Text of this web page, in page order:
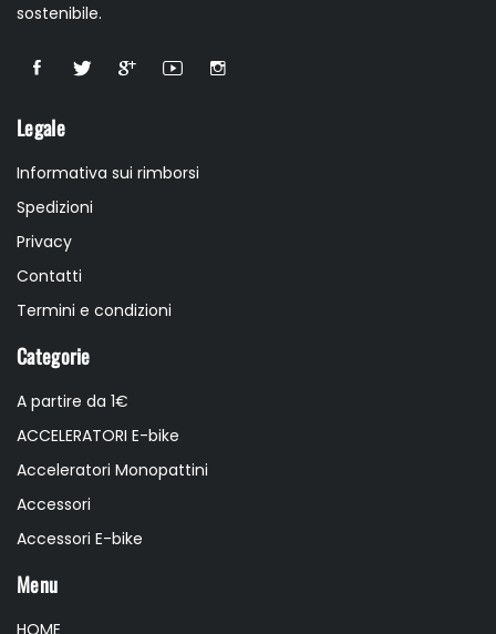
sostenibile.
Legale
Informativa sui rimborsi
Spedizioni
Privacy
Contatti
Termini e condizioni
Categorie
A partire da 1€
ACCELERATORI E-bike
Acceleratori Monopattini
Accessori
Accessori E-bike
Menu
HOME